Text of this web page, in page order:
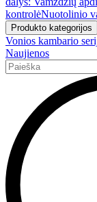
kontrolėNuotolinio
Produkto kategorijos
Vonios kambario
Naujienos